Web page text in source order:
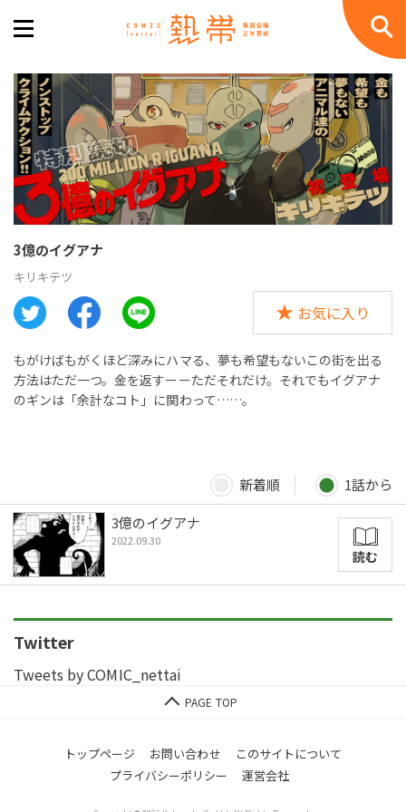
3億のイグアナ
キリキテツ
お気に入り
もがけばもがくほど深みにハマる、夢も希望もないこの街を出る
方法はただ一つ。金を返すーーただそれだけ。それでもイグアナ
のギンは「余計なコト」に関わって……。
新着順
1話から
3億のイグアナ
2022.09.30
読む
Twitter
Tweets by COMIC_nettai
トップページ お問い合わせ
このサイトについて
プライバシーポリシー
運営会社